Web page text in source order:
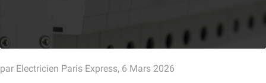
par Electricien Paris Express, 6 Mars 2026